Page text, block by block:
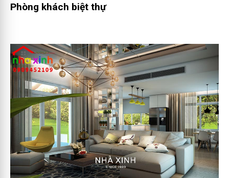
Phòng khách biệt thự